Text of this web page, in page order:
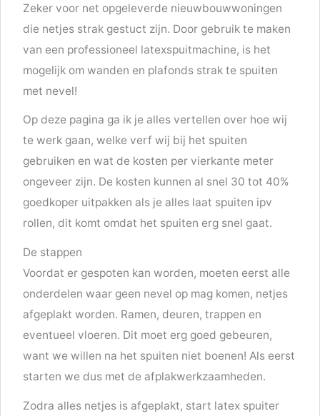
Zeker voor net opgeleverde nieuwbouwwoningen
die netjes strak gestuct zijn. Door gebruik te maken
van een professioneel latexspuitmachine, is het
mogelijk om wanden en plafonds strak te spuiten
met nevel!
Op deze pagina ga ik je alles vertellen over hoe wij
te werk gaan, welke verf wij bij het spuiten
gebruiken en wat de kosten per vierkante meter
ongeveer zijn. De kosten kunnen al snel 30 tot 40%
goedkoper uitpakken als je alles laat spuiten ipv
rollen, dit komt omdat het spuiten erg snel gaat.
De stappen
Voordat er gespoten kan worden, moeten eerst alle
onderdelen waar geen nevel op mag komen, netjes
afgeplakt worden. Ramen, deuren, trappen en
eventueel vloeren. Dit moet erg goed gebeuren,
want we willen na het spuiten niet boenen! Als eerst
starten we dus met de afplakwerkzaamheden.
Zodra alles netjes is afgeplakt, start latex spuiter